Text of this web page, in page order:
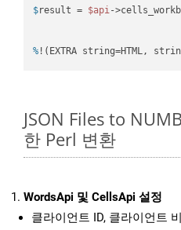
$result = $api-
% !(EXTRA string=HTML,
JSON Files to
한 Perl 변환
WordsApi 및 CellsApi 설정
클라이언트 ID, 클라이언트